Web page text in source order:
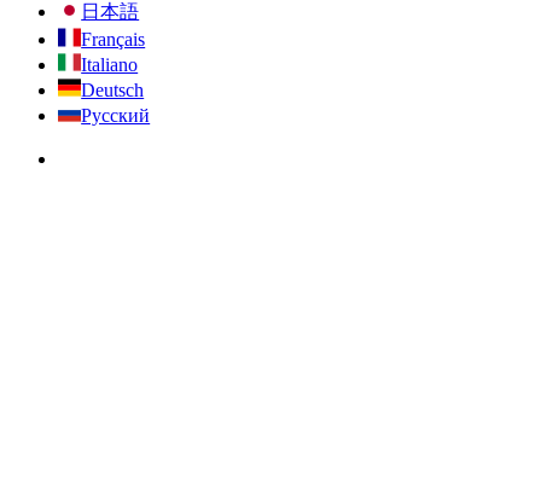
日本語
Français
Italiano
Deutsch
Русский